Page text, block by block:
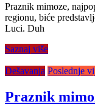
Praznik mimoze,
regionu, biće
Luci. Duh
Saznaj više
Dešavanja Poslednje
Praznik